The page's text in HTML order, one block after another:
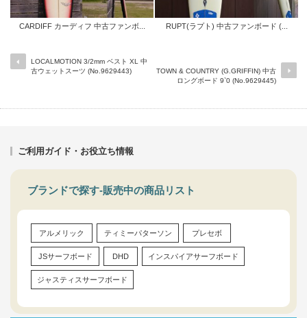
CARDIFF カーディフ 中古ファンボ... RUPT(ラプト) 中古ファンボード (...
LOCALMOTION 3/2mm ベスト XL 中
古ウェットスーツ (No.9629443)
TOWN & COUNTRY (G.GRIFFIN) 中古
ロングボード 9`0 (No.9629445)
ご利用ガイド・お役立ち情報
ブランドで探す-販売中の商品リスト
アルメリック ティミーパターソン プレセボ
JSサーフボード DHD インスパイアサーフボード
ジャスティスサーフボード